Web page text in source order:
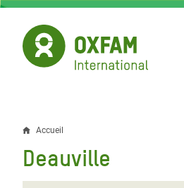
Aller
contenu
principal
Fil
d'Ariane
Accueil
Deauville